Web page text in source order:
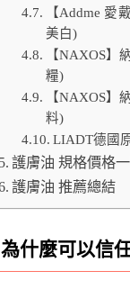
【Addme 愛
美白)
【NAXOS】
糧)
【NAXOS
料)
LIADT德國
護膚油 規格價格
護膚油 推薦總結
為什麼可以信